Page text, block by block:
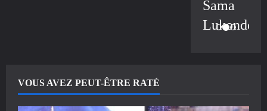
Sama
Lukonde
VOUS AVEZ PEUT-ÊTRE RATÉ